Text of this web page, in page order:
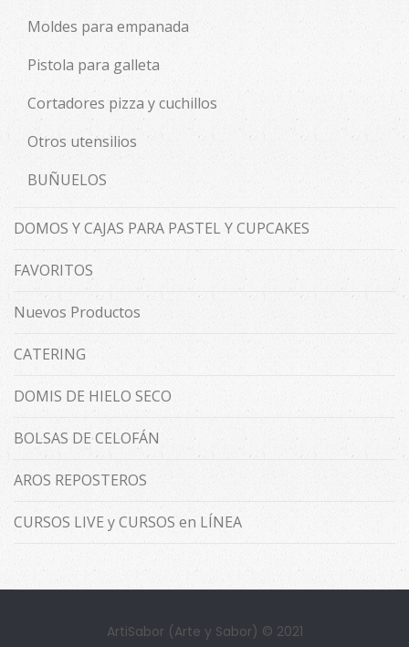
Moldes para empanada
Pistola para galleta
Cortadores pizza y cuchillos
Otros utensilios
BUÑUELOS
DOMOS Y CAJAS PARA PASTEL Y CUPCAKES
FAVORITOS
Nuevos Productos
CATERING
DOMIS DE HIELO SECO
BOLSAS DE CELOFÁN
AROS REPOSTEROS
CURSOS LIVE y CURSOS en LÍNEA
ArtiSabor (Arte y Sabor) © 2021